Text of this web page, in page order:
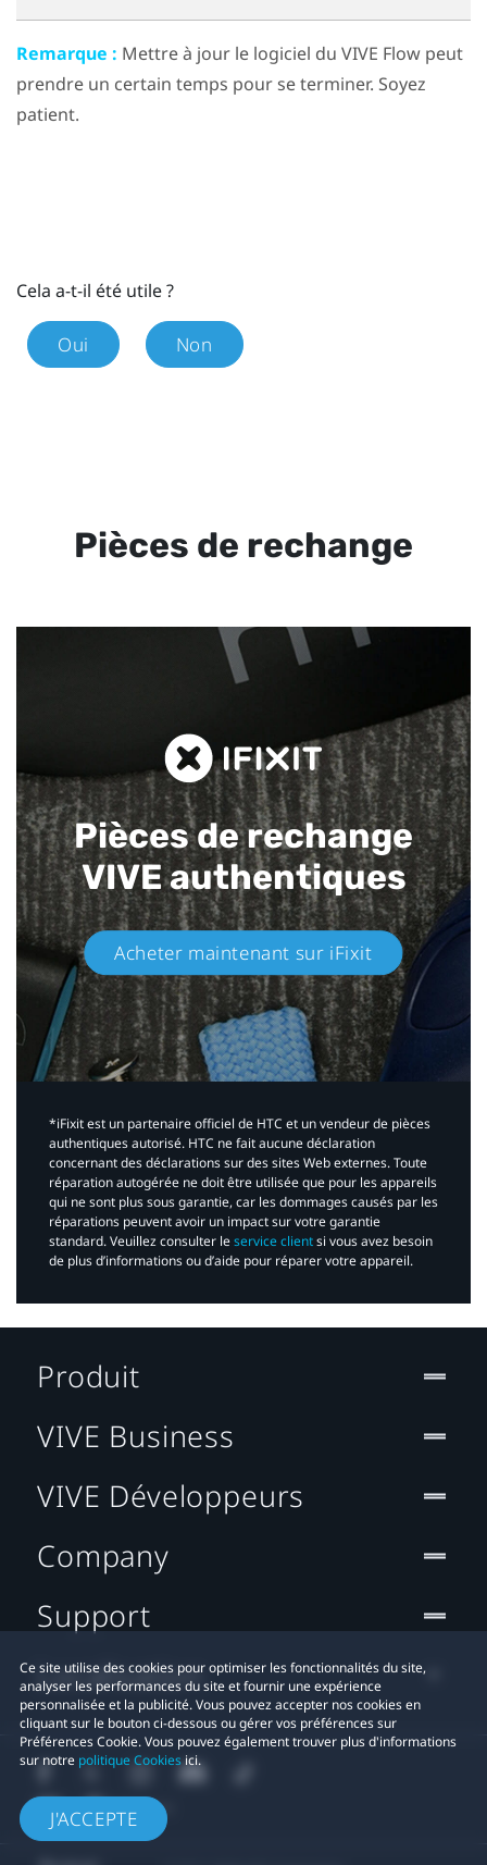
Remarque : Mettre à jour le logiciel du VIVE Flow peut
prendre un certain temps pour se terminer. Soyez
patient.
Cela a-t-il été utile ?
Oui Non
Pièces de rechange
Pièces de rechange
VIVE authentiques​
Acheter maintenant sur iFixit​
*iFixit est un partenaire officiel de HTC et un vendeur de pièces
authentiques autorisé. HTC ne fait aucune déclaration
concernant des déclarations sur des sites Web externes. Toute
réparation autogérée ne doit être utilisée que pour les appareils
qui ne sont plus sous garantie, car les dommages causés par les
réparations peuvent avoir un impact sur votre garantie
standard. Veuillez consulter leservice clientsi vous avez besoin
de plus d’informations ou d’aide pour réparer votre appareil.​
Ce site utilise des cookies pour optimiser les fonctionnalités du site,
analyser les performances du site et fournir une expérience
personnalisée et la publicité. Vous pouvez accepter nos cookies en
cliquant sur le bouton ci-dessous ou gérer vos préférences sur
Préférences Cookie. Vous pouvez également trouver plus d'informations
sur notre politique Cookiesici.
J'ACCEPTE
Produit
VIVE Business
VIVE Développeurs
Company
Support
Localisation